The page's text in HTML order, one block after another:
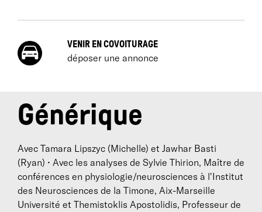
VENIR EN COVOITURAGE
déposer une annonce
Générique
Avec Tamara Lipszyc (Michelle) et Jawhar Basti
(Ryan) • Avec les analyses de Sylvie Thirion, Maître de
conférences en physiologie/neurosciences à l'Institut
des Neurosciences de la Timone, Aix-Marseille
Université et Themistoklis Apostolidis, Professeur de